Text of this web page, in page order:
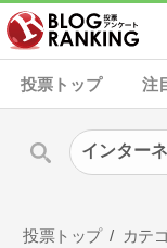
投票トップ 注
投票トップ カテ
インター